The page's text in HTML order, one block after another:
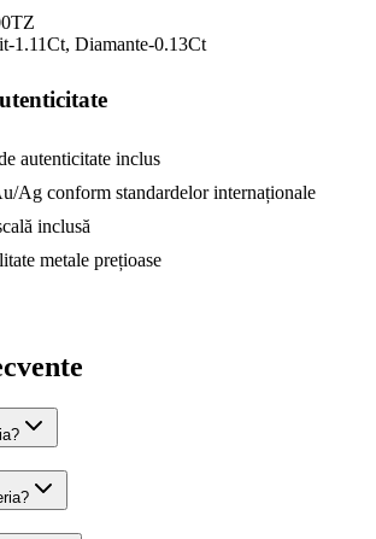
1.11Ct, Diamante-0.13Ct
autenticitate inclus
Ag conform standardelor internaționale
inclusă
metale prețioase